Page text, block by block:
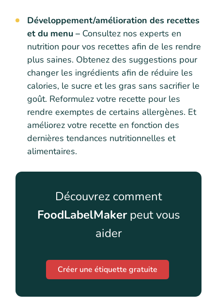
Développement/amélioration des recettes
et du menu – Consultez nos experts en
nutrition pour vos recettes afin de les rendre
plus saines. Obtenez des suggestions pour
changer les ingrédients afin de réduire les
calories, le sucre et les gras sans sacrifier le
goût. Reformulez votre recette pour les
rendre exemptes de certains allergènes. Et
améliorez votre recette en fonction des
dernières tendances nutritionnelles et
alimentaires.
Découvrez comment
FoodLabelMakerpeut vous
aider
Créer une étiquette gratuite